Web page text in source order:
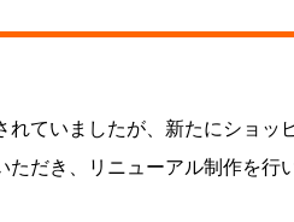
れていましたが、新たにショッ
だき、リニューアル制作を行